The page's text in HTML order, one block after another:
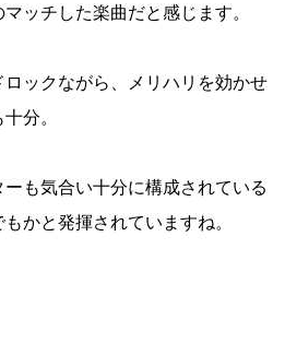
ッチした楽曲だと感じます。
ックながら、メリハリを効かせ
分。
も気合い十分に構成されている
かと発揮されていますね。